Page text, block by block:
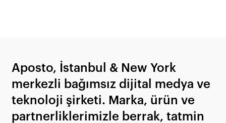
Aposto, İstanbul & New York
merkezli bağımsız dijital medya ve
teknoloji şirketi. Marka, ürün ve
partnerliklerimizle berrak, tatmin